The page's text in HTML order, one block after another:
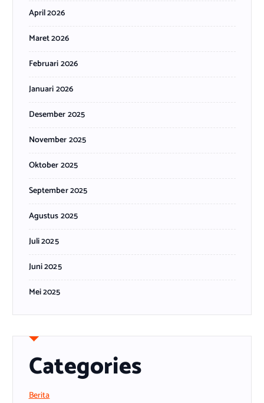
April 2026
Maret 2026
Februari 2026
Januari 2026
Desember 2025
November 2025
Oktober 2025
September 2025
Agustus 2025
Juli 2025
Juni 2025
Mei 2025
Categories
Berita